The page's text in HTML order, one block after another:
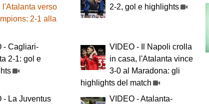
l'Atalanta verso
2-1 alla
2-2, gol e highlights
- Cagliari-
2-1: gol e
VIDEO - Il Napoli crolla
in casa, l'Atalanta vince
3-0 al Maradona: gli
highlights del match
- La Juventus
VIDEO - Atalanta-